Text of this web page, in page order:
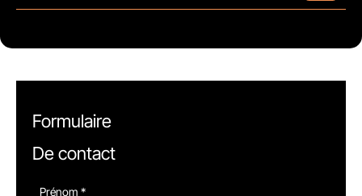
Formulaire
De contact
Formulaire
Prénom *